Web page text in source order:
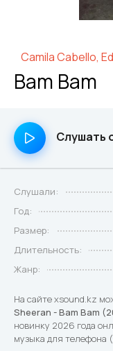
Camila Cabello,
Bam Bam
Слушать
Слушали:
Год:
Размер:
Длительность:
Жанр:
На сайте xsound.kz
Sheeran - Bam Bam
новинку 2026 года
музыка для телефона